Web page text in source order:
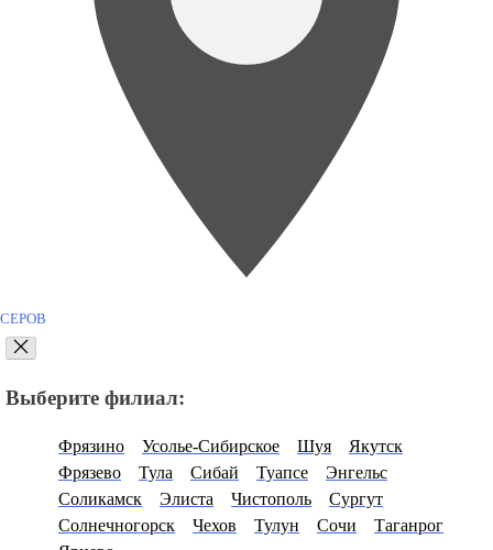
СЕРОВ
Выберите филиал:
Фрязино Усолье-Сибирское Шуя
Якутск
Фрязево
Тула Сибай Туапсе
Энгельс
Соликамск
Элиста Чистополь
Сургут
Солнечногорск
Чехов Тулун Сочи
Таганрог